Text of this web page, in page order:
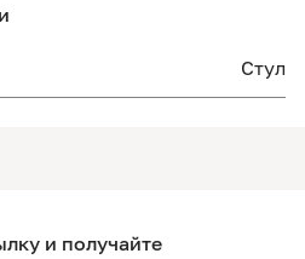
Стул
и получайте